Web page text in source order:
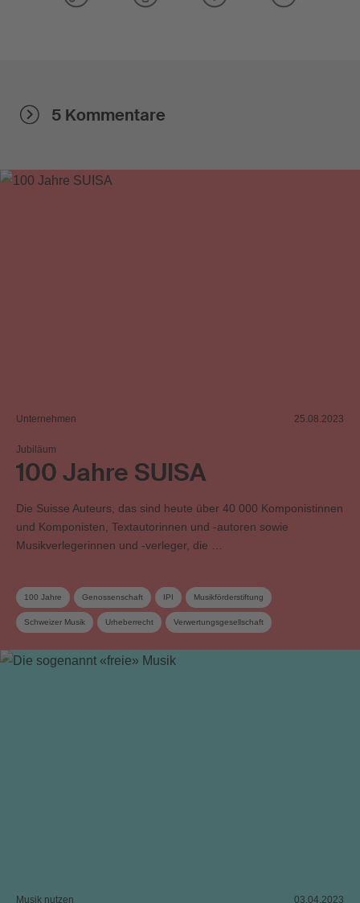
5 Kommentare
Unternehmen 25.08.2023
Jubiläum
100 Jahre SUISA
Die Suisse Auteurs, das sind heute über 40 000 Komponistinnen
und Komponisten, Textautorinnen und -autoren sowie
Musikverlegerinnen und -verleger, die …
100 Jahre Genossenschaft IPI Musikförderstiftung
Schweizer Musik Urheberrecht Verwertungsgesellschaft
Musik nutzen 03.04.2023